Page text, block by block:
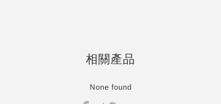
相關產品
None found